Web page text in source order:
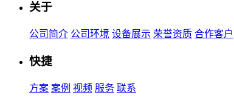
关于
公司简介 公司环境 设备展示 荣誉资质 合作客户
快捷
方案 案例 视频 服务 联系